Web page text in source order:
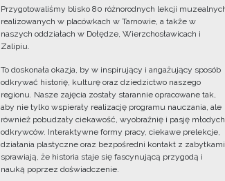
Przygotowaliśmy blisko 80 różnorodnych lekcji
realizowanych w placówkach w Tarnowie, a także w
naszych oddziałach w Dołędze, Wierzchosławicach i
Zalipiu.
To doskonała okazja, by w inspirujący i angażujący sposób
odkrywać historię, kulturę oraz dziedzictwo naszego
regionu. Nasze zajęcia zostały starannie opracowane tak,
aby nie tylko wspierały realizację programu nauczania, ale
również pobudzały ciekawość, wyobraźnię i pasję młodych
odkrywców. Interaktywne formy pracy, ciekawe prelekcje,
działania plastyczne oraz bezpośredni kontakt z zabytkami
sprawiają, że historia staje się fascynującą przygodą i
nauką poprzez doświadczenie.